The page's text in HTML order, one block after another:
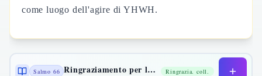
come luogo dell'agire di YHWH.
Salmo 66 Ringraziamento per la liberazione Ringrazia. coll.